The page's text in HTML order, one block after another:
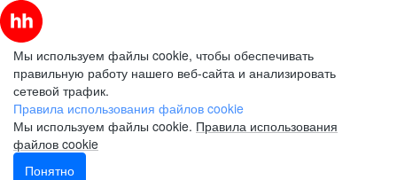
Мы используем файлы cookie, чтобы обеспечивать
правильную работу нашего веб-сайта и анализировать
сетевой трафик.
Правила использования файлов cookie
Мы используем файлы cookie. Правила использования
файлов cookie
Понятно